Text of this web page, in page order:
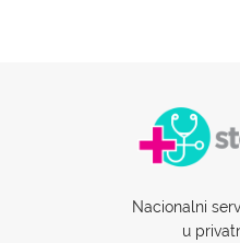
Nacionalni
u